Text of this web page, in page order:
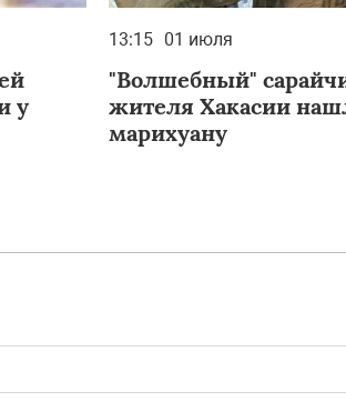
у
13:15 01 июля
"Волшебный"
жителя Хакасии
марихуану